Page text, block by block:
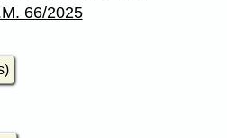
66/2025